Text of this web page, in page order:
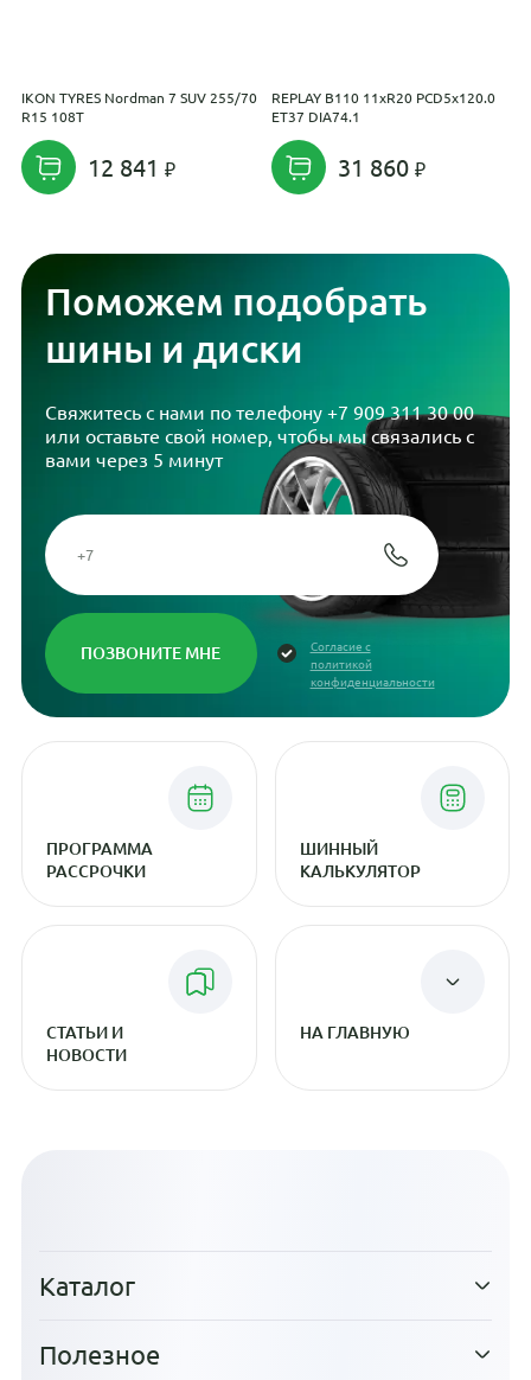
IKON TYRES Nordman 7 SUV 255/70
R15 108T
12 841
REPLAY B110 11xR20 PCD5x120.0
ET37 DIA74.1
31 860
Поможем подобрать
шины и диски
Свяжитесь с нами по телефону +7 909 311 30 00
или оставьте свой номер, чтобы мы связались с
вами через 5 минут
Согласие с
политикой
конфиденциальности
ПРОГРАММА
РАССРОЧКИ
ШИННЫЙ
КАЛЬКУЛЯТОР
СТАТЬИ И
НОВОСТИ
НА ГЛАВНУЮ
Каталог
Полезное